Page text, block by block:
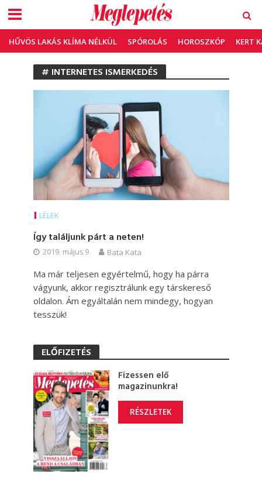
HŰVÖS LAKÁS KLÍMA NÉLKÜL SPÓROLÁS HOROSZKÓP KERT
# INTERNETES ISMERKEDÉS
LÉLEK
Így találjunk párt a neten!
2019. május 9. Bata Kata
Ma már teljesen egyértelmű, hogy ha párra
vágyunk, akkor regisztrálunk egy társkereső
oldalon. Ám egyáltalán nem mindegy, hogyan
tesszük!
ELŐFIZETÉS
Fizessen elő
magazinunkra!
RÉSZLETEK